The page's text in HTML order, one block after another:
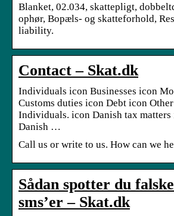
Blanket, 02.034, skattepligt,
ophør, Bopæls- og skatteforhold,
liability.
Contact – Skat.dk
Individuals icon Businesses icon
Customs duties icon Debt icon
Individuals. icon Danish tax matters
Danish …
Call us or write to us. How can we
Sådan spotter du
sms’er – Skat.dk